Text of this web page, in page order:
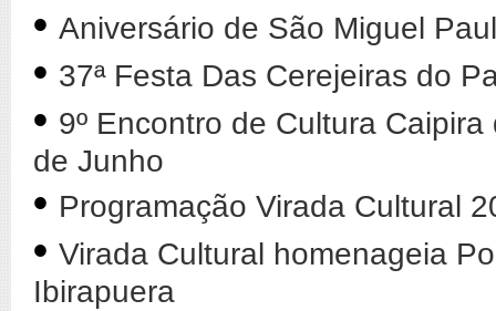
• Aniversário de São Miguel
• 37ª Festa Das Cerejeiras do
• 9º Encontro de Cultura
de Junho
• Programação Virada Cultural
• Virada Cultural homenageia
Ibirapuera